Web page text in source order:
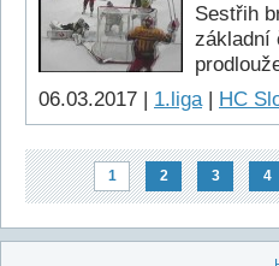
Sestřih
základní
06.03.2017 | 1.liga| HC
1 2 3 4